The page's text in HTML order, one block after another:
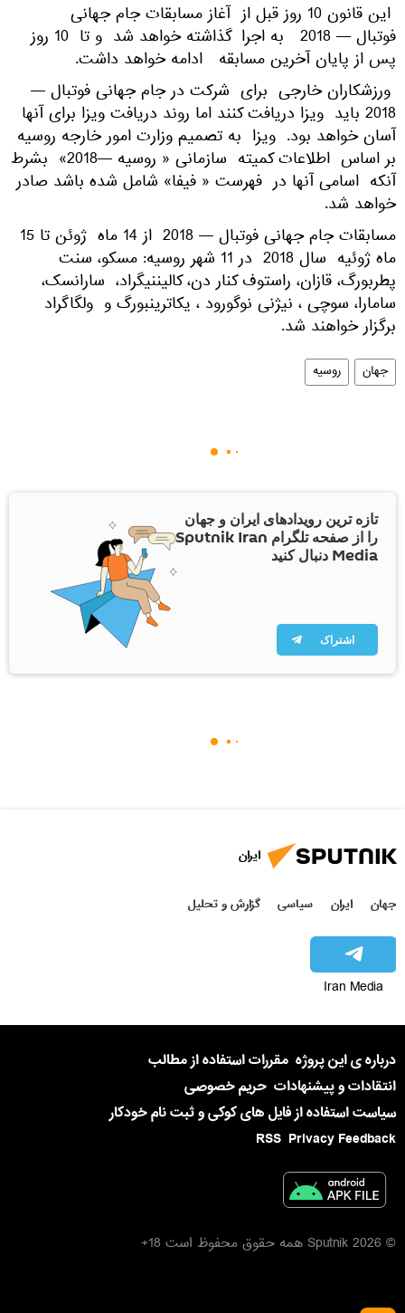
این قانون 10 روز قبل از آغاز مسابقات جام جهانی
فوتبال — 2018 به اجرا گذاشته خواهد شد و تا 10 روز
پس از پایان آخرین مسابقه ادامه خواهد داشت.
ورزشکاران خارجی برای شرکت در جام جهانی فوتبال —
2018 باید ویزا دریافت کنند اما روند دریافت ویزا برای آنها
آسان خواهد بود. ویزا به تصمیم وزارت امور خارجه روسیه
بر اساس اطلاعات کمیته سازمانی « روسیه —2018» بشرط
آنکه اسامی آنها در فهرست « فیفا» شامل شده باشد صادر
خواهد شد.
مسابقات جام جهانی فوتبال — 2018 از 14 ماه ژوئن تا 15
ماه ژوئیه سال 2018 در 11 شهر روسیه: مسکو، سنت
پطربورگ، قازان، راستوف کنار دن، کالیننیگراد، سارانسک،
سامارا، سوچی ، نیژنی نوگورود ، یکاترینبورگ و ولگاگراد
برگزار خواهند شد.
جهان روسیه
تازه ترین رویدادهای ایران و جهان
را از صفحه تلگرام Sputnik Iran
Media دنبال کنید
اشتراک
ایران
جهان ایران سیاسی گزارش و تحلیل
Iran Media
درباره ی این پروژه مقررات استفاده از مطالب
انتقادات و پیشنهادات حریم خصوصی
سیاست استفاده از فایل های کوکی و ثبت نام خودکار
Privacy Feedback
RSS
© 2026 Sputnik همه حقوق محفوظ است 18+